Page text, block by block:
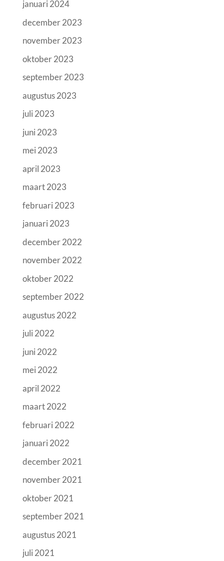
januari 2024
december 2023
november 2023
oktober 2023
september 2023
augustus 2023
juli 2023
juni 2023
mei 2023
april 2023
maart 2023
februari 2023
januari 2023
december 2022
november 2022
oktober 2022
september 2022
augustus 2022
juli 2022
juni 2022
mei 2022
april 2022
maart 2022
februari 2022
januari 2022
december 2021
november 2021
oktober 2021
september 2021
augustus 2021
juli 2021